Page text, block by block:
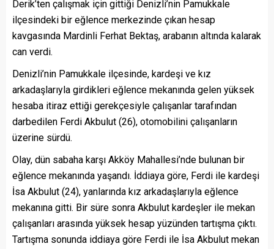
Derik’ten çalışmak için gittiği Denizli’nin Pamukkale
ilçesindeki bir eğlence merkezinde çıkan hesap
kavgasında Mardinli Ferhat Bektaş, arabanın altında kalarak
can verdi.
Denizli’nin Pamukkale ilçesinde, kardeşi ve kız
arkadaşlarıyla girdikleri eğlence mekanında gelen yüksek
hesaba itiraz ettiği gerekçesiyle çalışanlar tarafından
darbedilen Ferdi Akbulut (26), otomobilini çalışanların
üzerine sürdü.
Olay, dün sabaha karşı Akköy Mahallesi’nde bulunan bir
eğlence mekanında yaşandı. İddiaya göre, Ferdi ile kardeşi
İsa Akbulut (24), yanlarında kız arkadaşlarıyla eğlence
mekanına gitti. Bir süre sonra Akbulut kardeşler ile mekan
çalışanları arasında yüksek hesap yüzünden tartışma çıktı.
Tartışma sonunda iddiaya göre Ferdi ile İsa Akbulut mekan